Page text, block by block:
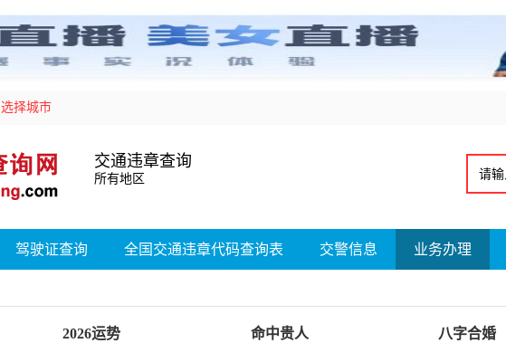
选择城市
交通违章查询
所有地区
驾驶证查询 全国交通违章代码查询表 交警信息 业务办理
2026运势 命中贵人 八字合婚